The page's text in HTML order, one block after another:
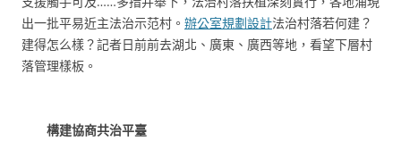
出一批平易近主法治示范村。 辦公室規劃設計法治村落若何建？
建得怎么樣？記者日前前去湖北、廣東、廣西等地，看望下層村
落管理樣板。
構建協商共治平臺